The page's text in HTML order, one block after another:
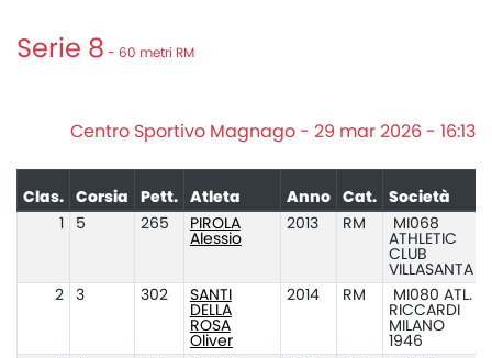
Serie 8 - 60 metri RM
Centro Sportivo Magnago - 29 mar 2026 - 16:13
Clas. Corsia Pett. Atleta Anno Cat. Società
5 265
PIROLA
Alessio
2013 RM
MI068
ATHLETIC
CLUB
VILLASANTA
2
3 302
SANTI
DELLA
ROSA
Oliver
2014 RM
MI080 ATL.
RICCARDI
MILANO
1946